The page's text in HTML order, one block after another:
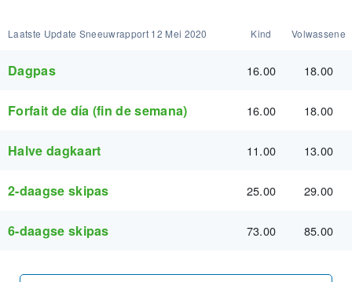
Laatste Update Sneeuwrapport 12 Mei 2020 Kind Volwassene
Dagpas 16.00 18.00
Forfait de día (fin de semana) 16.00 18.00
Halve dagkaart 11.00 13.00
2-daagse skipas 25.00 29.00
6-daagse skipas 73.00 85.00